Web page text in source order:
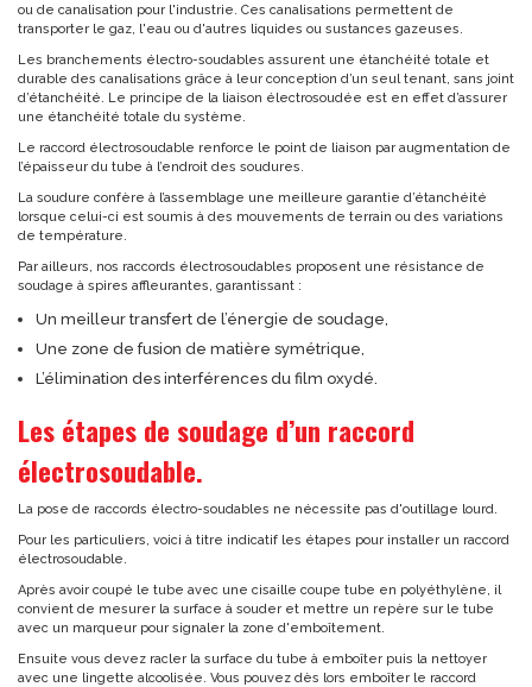
ou de canalisation pour l'industrie. Ces canalisations permettent de
transporter le gaz, l'eau ou d'autres liquides ou sustances gazeuses.
Les branchements électro-soudables assurent une étanchéité totale et
durable des canalisations grâce à leur conception d’un seul tenant, sans joint
d’étanchéité. Le principe de la liaison électrosoudée est en effet d’assurer
une étanchéité totale du système.
Le raccord électrosoudable renforce le point de liaison par augmentation de
l’épaisseur du tube à l’endroit des soudures.
La soudure confère à l’assemblage une meilleure garantie d’étanchéité
lorsque celui-ci est soumis à des mouvements de terrain ou des variations
de température.
Par ailleurs, nos raccords électrosoudables proposent une résistance de
soudage à spires affleurantes, garantissant :
Un meilleur transfert de l’énergie de soudage,
Une zone de fusion de matière symétrique,
L’élimination des interférences du film oxydé.
Les étapes de soudage d’un raccord
électrosoudable.
La pose de raccords électro-soudables ne nécessite pas d'outillage lourd.
Pour les particuliers, voici à titre indicatif les étapes pour installer un raccord
électrosoudable.
Après avoir coupé le tube avec une cisaille coupe tube en polyéthylène, il
convient de mesurer la surface à souder et mettre un repère sur le tube
avec un marqueur pour signaler la zone d'emboîtement.
Ensuite vous devez racler la surface du tube à emboîter puis la nettoyer
avec une lingette alcoolisée. Vous pouvez dès lors emboîter le raccord